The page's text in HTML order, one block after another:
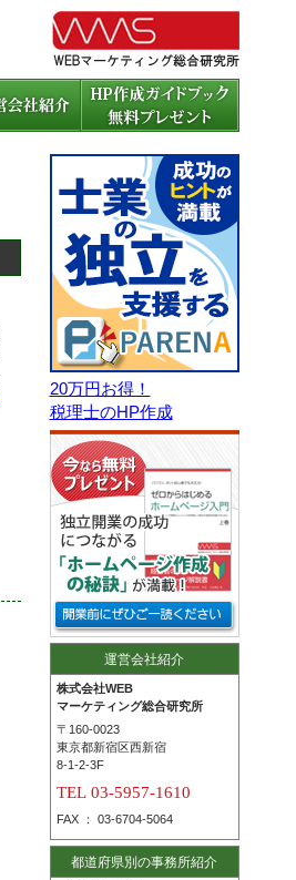
20万円お得！
税理士のHP作成
運営会社紹介
株式会社WEB
マーケティング総合研究所
〒160-0023
東京都新宿区西新宿
8-1-2-3F
TEL 03-5957-1610
FAX ： 03-6704-5064
都道府県別の事務所紹介